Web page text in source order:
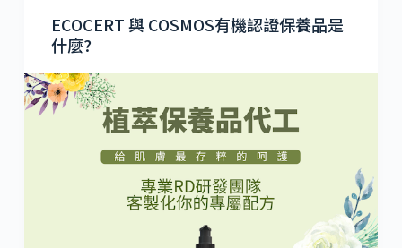
ECOCERT 與 COSMOS有機認證保養品是
什麼?